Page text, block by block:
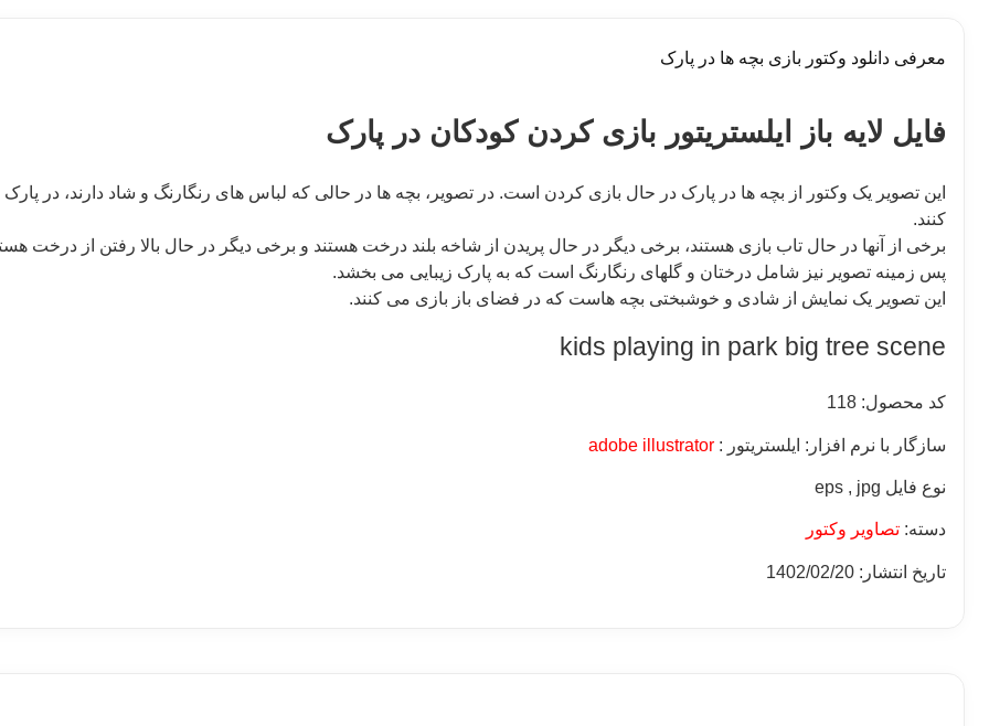
معرفی دانلود وکتور بازی بچه ها در پارک
فایل لایه باز ایلستریتور بازی کردن کودکان در پارک
این تصویر یک وکتور از بچه ها در پارک در حال بازی کردن است. در تصویر، بچه ها در حالی که لباس های رنگارنگ و شاد دارند، در
کنند.
برخی از آنها در حال تاب بازی هستند، برخی دیگر در حال پریدن از شاخه بلند درخت هستند و برخی دیگر در حال بالا رفتن از درخت
پس زمینه تصویر نیز شامل درختان و گلهای رنگارنگ است که به پارک زیبایی می بخشد.
این تصویر یک نمایش از شادی و خوشبختی بچه هاست که در فضای باز بازی می کنند.
kids playing in park big tree scene
کد محصول: 118
سازگار با نرم افزار: ایلستریتور : adobe illustrator
نوع فایل eps , jpg
دسته: تصاویر وکتور
تاریخ انتشار: 1402/02/20